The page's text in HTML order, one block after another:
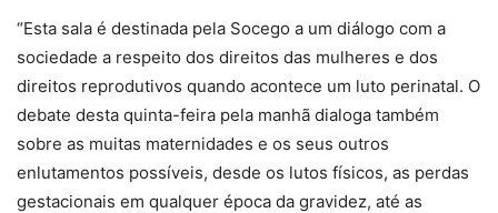
“Esta sala é destinada pela Socego a um diálogo com a
sociedade a respeito dos direitos das mulheres e dos
direitos reprodutivos quando acontece um luto perinatal. O
debate desta quinta-feira pela manhã dialoga também
sobre as muitas maternidades e os seus outros
enlutamentos possíveis, desde os lutos físicos, as perdas
gestacionais em qualquer época da gravidez, até as